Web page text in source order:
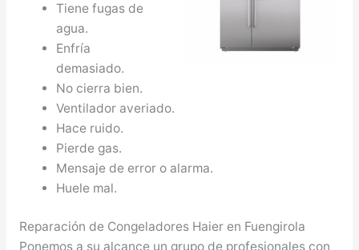
Tiene fugas de
agua.
Enfría
demasiado.
No cierra bien.
Ventilador averiado.
Hace ruido.
Pierde gas.
Mensaje de error o alarma.
Huele mal.
Reparación de Congeladores Haier en Fuengirola
Ponemos a su alcance un grupo de profesionales con